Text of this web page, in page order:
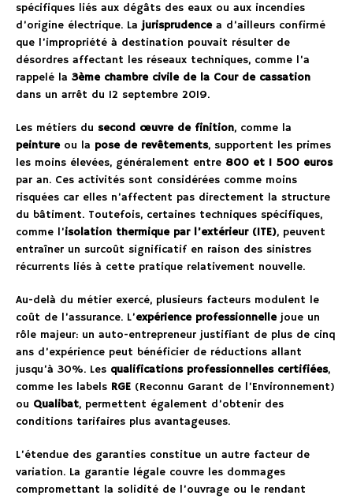
spécifiques liés aux dégâts des eaux ou aux incendies
d’origine électrique. Lajurisprudencea d’ailleurs confirmé
que l’impropriété à destination pouvait résulter de
désordres affectant les réseaux techniques, comme l’a
rappelé la 3ème chambre civile de la Cour de cassation
dans un arrêt du 12 septembre 2019.
Les métiers du second œuvre de finition, comme la
peintureou la pose de revêtements, supportent les primes
les moins élevées, généralement entre 800 et 1 500 euros
par an. Ces activités sont considérées comme moins
risquées car elles n’affectent pas directement la structure
du bâtiment. Toutefois, certaines techniques spécifiques,
comme l’isolation thermique par l’extérieur (ITE), peuvent
entraîner un surcoût significatif en raison des sinistres
récurrents liés à cette pratique relativement nouvelle.
Au-delà du métier exercé, plusieurs facteurs modulent le
coût de l’assurance. L’expérience professionnellejoue un
rôle majeur: un auto-entrepreneur justifiant de plus de cinq
ans d’expérience peut bénéficier de réductions allant
jusqu’à 30%. Les qualifications professionnelles certifiées,
comme les labels RGE (Reconnu Garant de l’Environnement)
ou Qualibat, permettent également d’obtenir des
conditions tarifaires plus avantageuses.
L’étendue des garanties constitue un autre facteur de
variation. La garantie légale couvre les dommages
compromettant la solidité de l’ouvrage ou le rendant